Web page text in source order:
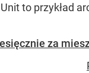
Unit to przykład
za